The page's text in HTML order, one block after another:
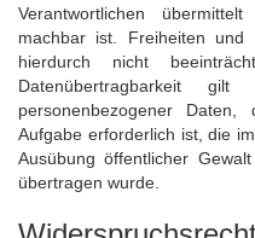
Verantwortlichen
machbar ist. Freiheiten und
hierdurch nicht
Datenübertragbarkeit
personenbezogener
Aufgabe erforderlich ist, die
Ausübung öffentlicher
übertragen wurde.